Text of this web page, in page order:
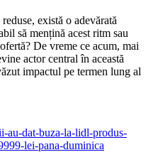
există o adevărată
să mențină acest ritm sau
De vreme ce acum, mai
actor central în această
impactul pe termen lung al
au-dat-buza-la-lidl-produs-
lei-pana-duminica